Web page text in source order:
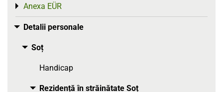
Anexa EÜR
Toggle menu
Detalii personale
Toggle menu
Soț
Toggle menu
Handicap
Rezidență în străinătate Soț
Toggle menu